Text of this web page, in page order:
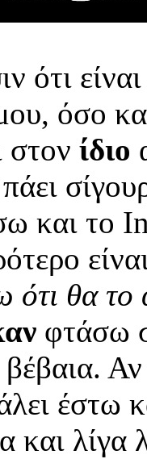
ότι
όσο
στον ίδιο
και το
ότι θα
φτάσω
έστω
και